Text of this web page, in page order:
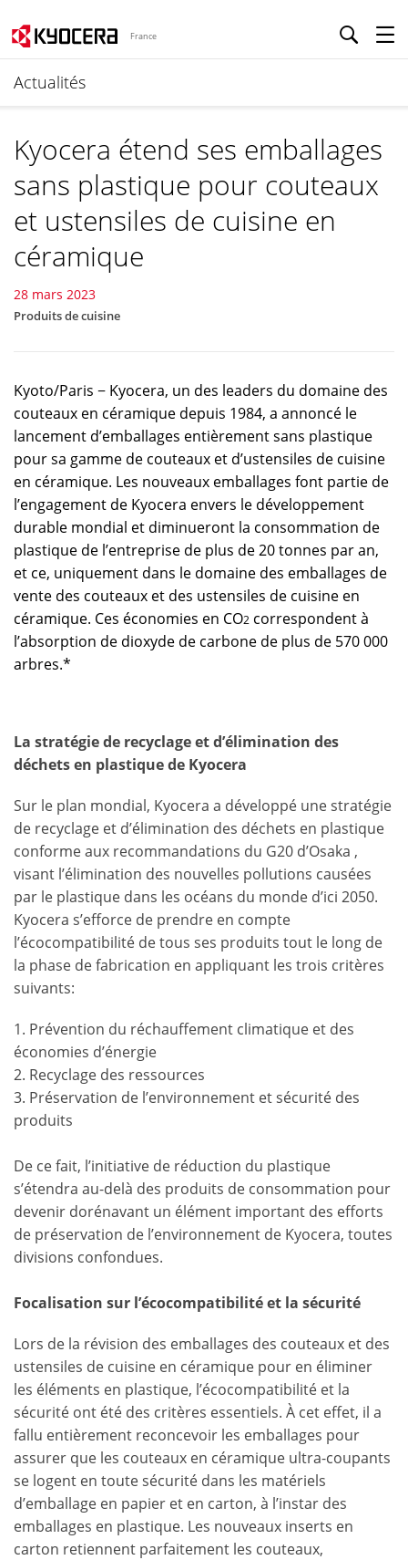
France
Actualités
Kyocera étend ses emballages
sans plastique pour couteaux
et ustensiles de cuisine en
céramique
28 mars 2023
Produits de cuisine
Kyoto/Paris − Kyocera, un des leaders du domaine des
couteaux en céramique depuis 1984, a annoncé le
lancement d’emballages entièrement sans plastique
pour sa gamme de couteaux et d’ustensiles de cuisine
en céramique. Les nouveaux emballages font partie de
l’engagement de Kyocera envers le développement
durable mondial et diminueront la consommation de
plastique de l’entreprise de plus de 20 tonnes par an,
et ce, uniquement dans le domaine des emballages de
vente des couteaux et des ustensiles de cuisine en
céramique. Ces économies en CO2 correspondent à
l’absorption de dioxyde de carbone de plus de 570 000
arbres.*
La stratégie de recyclage et d’élimination des
déchets en plastique de Kyocera
Sur le plan mondial, Kyocera a développé une stratégie
de recyclage et d’élimination des déchets en plastique
conforme aux recommandations du G20 d’Osaka ,
visant l’élimination des nouvelles pollutions causées
par le plastique dans les océans du monde d’ici 2050.
Kyocera s’efforce de prendre en compte
l’écocompatibilité de tous ses produits tout le long de
la phase de fabrication en appliquant les trois critères
suivants:
1. Prévention du réchauffement climatique et des
économies d’énergie
2. Recyclage des ressources
3. Préservation de l’environnement et sécurité des
produits
De ce fait, l’initiative de réduction du plastique
s’étendra au-delà des produits de consommation pour
devenir dorénavant un élément important des efforts
de préservation de l’environnement de Kyocera, toutes
divisions confondues.
Focalisation sur l’écocompatibilité et la sécurité
Lors de la révision des emballages des couteaux et des
ustensiles de cuisine en céramique pour en éliminer
les éléments en plastique, l’écocompatibilité et la
sécurité ont été des critères essentiels. À cet effet, il a
fallu entièrement reconcevoir les emballages pour
assurer que les couteaux en céramique ultra-coupants
se logent en toute sécurité dans les matériels
d’emballage en papier et en carton, à l’instar des
emballages en plastique. Les nouveaux inserts en
carton retiennent parfaitement les couteaux,